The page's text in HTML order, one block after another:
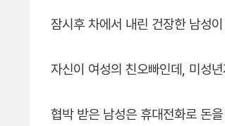
잠시후 차에서 내린 건장한 남성
자신이 여성의 친오빠인데, 미성
협박 받은 남성은 휴대전화로 돈